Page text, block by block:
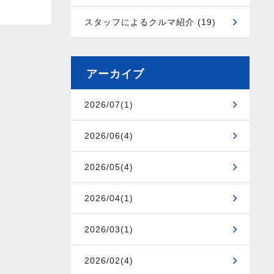
スタッフによるクルマ紹介 (19)
アーカイブ
2026/07(1)
2026/06(4)
2026/05(4)
2026/04(1)
2026/03(1)
2026/02(4)